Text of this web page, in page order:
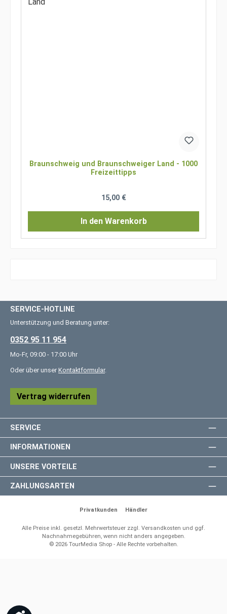
Braunschweig und Braunschweiger Land - 1000
Freizeittipps
Regulärer Preis:
15,00 €
In den Warenkorb
SERVICE-HOTLINE
Unterstützung und Beratung unter:
0352 95 11 954
Mo-Fr, 09:00 - 17:00 Uhr
Oder über unser Kontaktformular.
Vertrag widerrufen
SERVICE
INFORMATIONEN
UNSERE VORTEILE
ZAHLUNGSARTEN
Privatkunden Händler
Alle Preise inkl. gesetzl. Mehrwertsteuer zzgl. Versandkosten und ggf.
Nachnahmegebühren, wenn nicht anders angegeben.
© 2026 TourMedia Shop - Alle Rechte vorbehalten.